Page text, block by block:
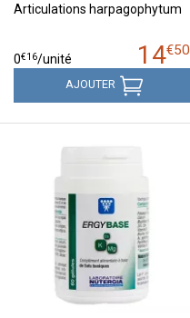
Articulations harpagophytum
14€50
0€16/unité
AJOUTER